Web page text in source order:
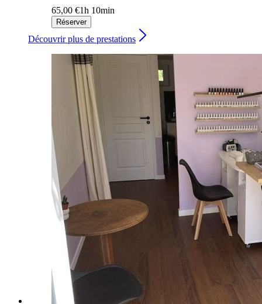
65,00 €1h 10min
Réserver
Découvrir plus de prestations